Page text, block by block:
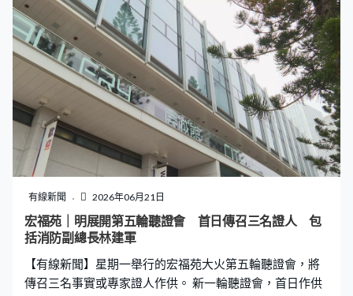
是音符。」Deon：「願望？女兒快高長大，開開心心，聽
教聽話成長，最重要是香港壓力是大的，但希望快快樂樂
的人生很重要，活出自己的人生，活出自己的理想。」 面
對高温跟「前世情人」的表白，超人的心都融化。
Edeline：「我愛你。（陳先生：我都愛你。）你的汗是粉
紅色。（記者：你敢不敢親爸爸一下？）不敢，你有粉紅
色汗。」Cani：「他們說不分年紀，總之將爸爸最英武的
樣子畫出來。我準備畫這個超人的標誌在上面，爸爸是超
人，有事情有他支持就會成功。」 「父親節快樂！」他們
三代同堂就選擇到旺角酒樓飲茶。鄭先生：「可以跟兒
子、孫兒一起飲茶，很開心。（記者：有沒有禮物？）最
大的禮物就是陪伴。」葉小朋友：「爸爸，我愛你。」葉
先生：「好好好。（記者：爸爸聽到覺得如何？）很開
算多少？）100元。」鄧先
有線新聞 2026年06月21日
宏福苑｜明展開第五輪聽證會 首日傳召三名證人 包
括消防副總長林建軍
【有線新聞】星期一舉行的宏福苑大火第五輪聽證會，將
傳召三名事實或專家證人作供。 新一輪聽證會，首日作供